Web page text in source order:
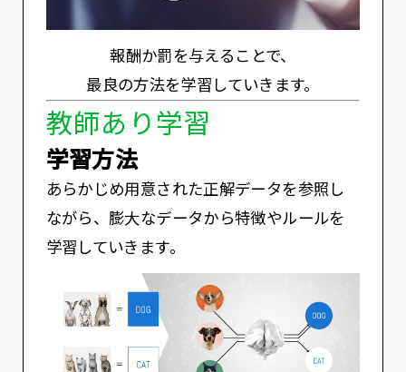
報酬か罰を与えることで、
最良の方法を学習していきます。
教師あり学習
学習方法
あらかじめ用意された正解データを参照し
ながら、膨大なデータから特徴やルールを
学習していきます。